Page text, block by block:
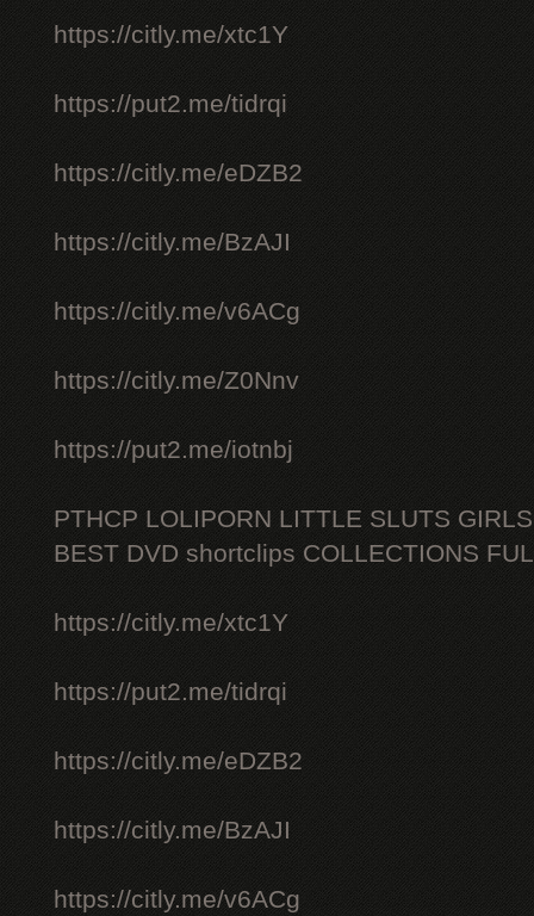
https://citly.me/xtc1Y
https://put2.me/tidrqi
https://citly.me/eDZB2
https://citly.me/BzAJI
https://citly.me/v6ACg
https://citly.me/Z0Nnv
https://put2.me/iotnbj
PTHCP LOLIPORN LITTLE SLUTS
BEST DVD shortclips COLLECTIONS
https://citly.me/xtc1Y
https://put2.me/tidrqi
https://citly.me/eDZB2
https://citly.me/BzAJI
https://citly.me/v6ACg